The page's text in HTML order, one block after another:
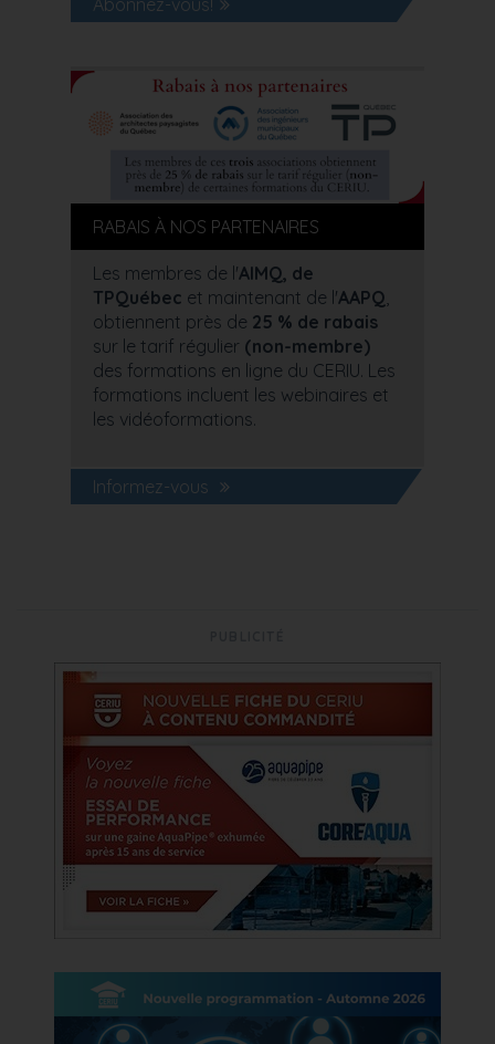
RABAIS À NOS PARTENAIRES
Les membres de l'AIMQ, de
TPQuébec et maintenant de l'AAPQ
obtiennent près de 25 % de rabais
sur le tarif régulier (non-membre)
des formations en ligne du CERIU. Les
formations incluent les webinaires et
les vidéoformations.
Informez-vous